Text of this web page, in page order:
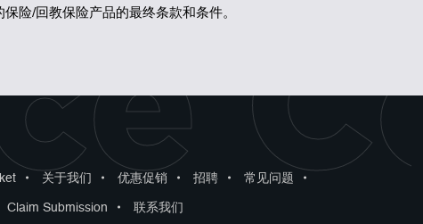
险/回教保险产品的最终条款和条件。
• 关于我们 • 优惠促销 • 招聘 • 常见问题 •
Claim Submission • 联系我们